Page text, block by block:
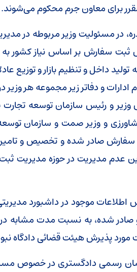
برای معاون جرم محکوم می‌شوند.
در مسئولیت وزیر مربوطه در
سفارش بر اساس نیاز کشور به
داخل و تنظیم بازار و توزیع
ادارات و دفاتر زیر مجموعه هر
و رئیس سازمان توسعه تجارت
و وزیر صمت و سازمان
صادر شده و تخصیص و تامین
عدم مدیریت در حوزه مدیریت
موجود در داشبورد
صادر شده، به نسبت مدت مشابه
مورد پذیرش هیئت قضائی دادگاه
رسمی دادگستری در خصوص